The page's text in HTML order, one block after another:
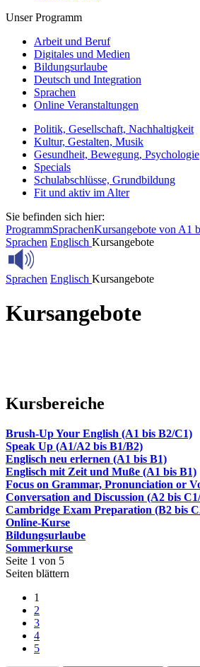
Unser Programm
Arbeit und Beruf
Digitales und Medien
Bildungsurlaube
Deutsch und Integration
Sprachen
Online Veranstaltungen
Politik, Gesellschaft, Nachhaltigkeit
Kultur, Gestalten, Musik
Gesundheit, Bewegung, Psychologie
Specials
Schulabschlüsse, Grundbildung
Fit und aktiv im Alter
Sie befinden sich hier:
ProgrammSprachenKursangebote von A1
Sprachen Englisch Kursangebote
Sprachen Englisch Kursangebote
Kursangebote
Kursbereiche
Brush-Up Your English (A1 bis B2/C1)
Speak Up (A1/A2 bis B1/B2)
Englisch neu erlernen (A1 bis B1)
Englisch mit Zeit und Muße (A1 bis B1)
Focus on Grammar, Pronunciation or
Conversation and Discussion (A2 bis
Cambridge Exam Preparation (B2 bis
Online-Kurse
Bildungsurlaube
Sommerkurse
Seite 1 von 5
Seiten blättern
1
2
3
4
5